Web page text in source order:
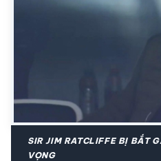
SIR JIM RATCLIFFE BỊ BẮT
VỌNG